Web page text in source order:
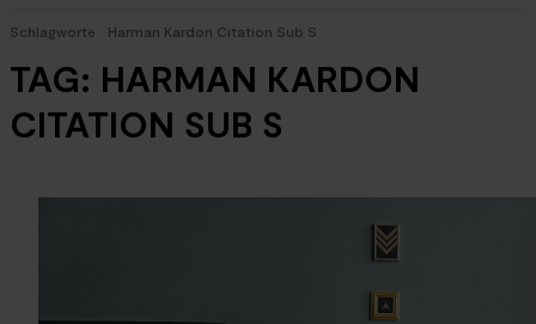
Schlagworte Harman Kardon Citation Sub S
TAG: HARMAN KARDON
CITATION SUB S